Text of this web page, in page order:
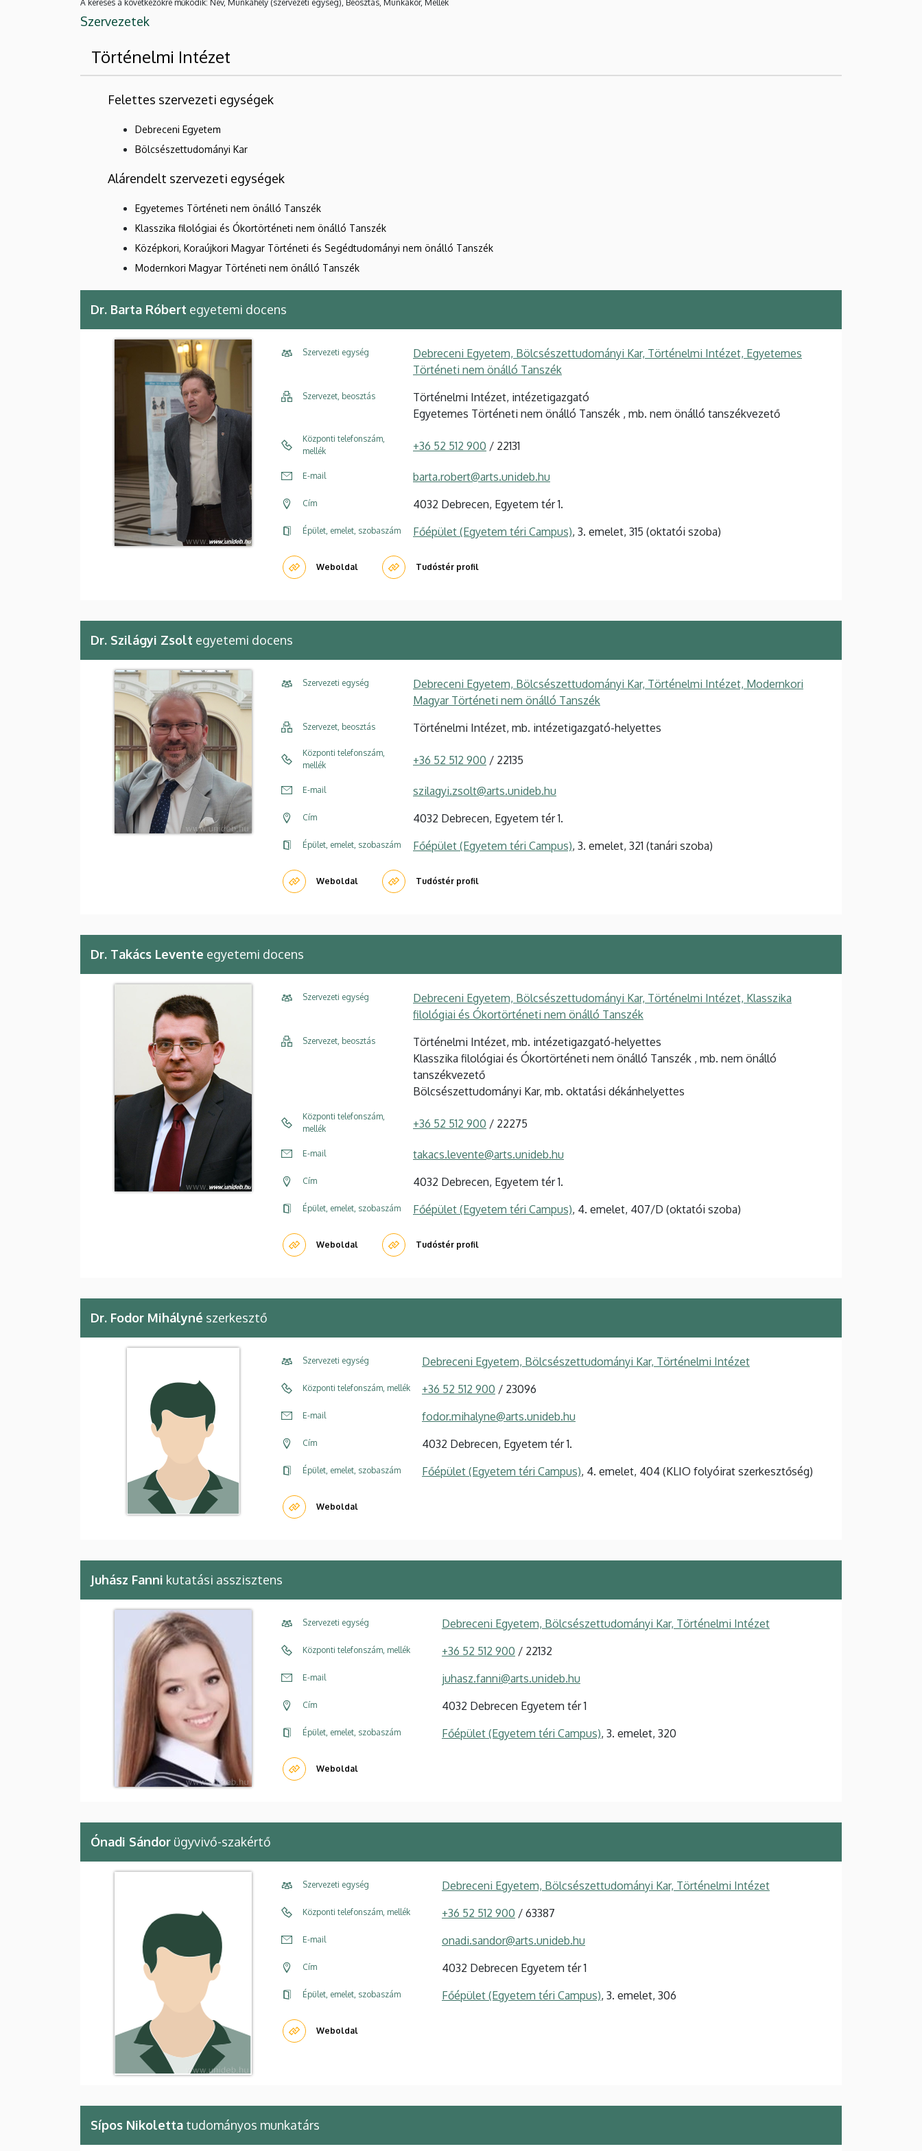
A keresés a következőkre működik: Név, Munkahely (szervezeti egység), Beosztás, Munkakör, Mellék
Szervezetek
Történelmi Intézet
Felettes szervezeti egységek
Debreceni Egyetem
Bölcsészettudományi Kar
Alárendelt szervezeti egységek
Egyetemes Történeti nem önálló Tanszék
Klasszika filológiai és Ókortörténeti nem önálló Tanszék
Középkori, Koraújkori Magyar Történeti és Segédtudományi nem önálló Tanszék
Modernkori Magyar Történeti nem önálló Tanszék
Dr. Barta Róbert egyetemi docens
Szervezeti egység
Debreceni Egyetem, Bölcsészettudományi Kar, Történelmi Intézet, Egyetemes
Történeti nem önálló Tanszék
Szervezet, beosztás
Történelmi Intézet, intézetigazgató
Egyetemes Történeti nem önálló Tanszék , mb. nem önálló tanszékvezető
Központi telefonszám,
mellék
+36 52 512 900 / 22131
E-mail barta.robert@arts.unideb.hu
Cím 4032 Debrecen, Egyetem tér 1.
Épület, emelet, szobaszám Főépület (Egyetem téri Campus), 3. emelet, 315 (oktatói szoba)
Weboldal Tudóstér profil
Dr. Szilágyi Zsolt egyetemi docens
Szervezeti egység
Debreceni Egyetem, Bölcsészettudományi Kar, Történelmi Intézet, Modernkori
Magyar Történeti nem önálló Tanszék
Szervezet, beosztás Történelmi Intézet, mb. intézetigazgató-helyettes
Központi telefonszám,
mellék
+36 52 512 900 / 22135
E-mail szilagyi.zsolt@arts.unideb.hu
Cím 4032 Debrecen, Egyetem tér 1.
Épület, emelet, szobaszám Főépület (Egyetem téri Campus), 3. emelet, 321 (tanári szoba)
Weboldal Tudóstér profil
Dr. Takács Levente egyetemi docens
Szervezeti egység
Debreceni Egyetem, Bölcsészettudományi Kar, Történelmi Intézet, Klasszika
filológiai és Ókortörténeti nem önálló Tanszék
Szervezet, beosztás
Történelmi Intézet, mb. intézetigazgató-helyettes
Klasszika filológiai és Ókortörténeti nem önálló Tanszék , mb. nem önálló
tanszékvezető
Bölcsészettudományi Kar, mb. oktatási dékánhelyettes
Központi telefonszám,
mellék
+36 52 512 900 / 22275
E-mail takacs.levente@arts.unideb.hu
Cím 4032 Debrecen, Egyetem tér 1.
Épület, emelet, szobaszám Főépület (Egyetem téri Campus), 4. emelet, 407/D (oktatói szoba)
Weboldal Tudóstér profil
Dr. Fodor Mihályné szerkesztő
Szervezeti egység Debreceni Egyetem, Bölcsészettudományi Kar, Történelmi Intézet
Központi telefonszám, mellék +36 52 512 900 / 23096
E-mail fodor.mihalyne@arts.unideb.hu
Cím 4032 Debrecen, Egyetem tér 1.
Épület, emelet, szobaszám Főépület (Egyetem téri Campus), 4. emelet, 404 (KLIO folyóirat szerkesztőség)
Weboldal
Juhász Fanni kutatási asszisztens
Szervezeti egység Debreceni Egyetem, Bölcsészettudományi Kar, Történelmi Intézet
Központi telefonszám, mellék +36 52 512 900 / 22132
E-mail juhasz.fanni@arts.unideb.hu
Cím 4032 Debrecen Egyetem tér 1
Épület, emelet, szobaszám Főépület (Egyetem téri Campus), 3. emelet, 320
Weboldal
Ónadi Sándor ügyvivő-szakértő
Szervezeti egység Debreceni Egyetem, Bölcsészettudományi Kar, Történelmi Intézet
Központi telefonszám, mellék +36 52 512 900 / 63387
E-mail onadi.sandor@arts.unideb.hu
Cím 4032 Debrecen Egyetem tér 1
Épület, emelet, szobaszám Főépület (Egyetem téri Campus), 3. emelet, 306
Weboldal
Sípos Nikoletta tudományos munkatárs